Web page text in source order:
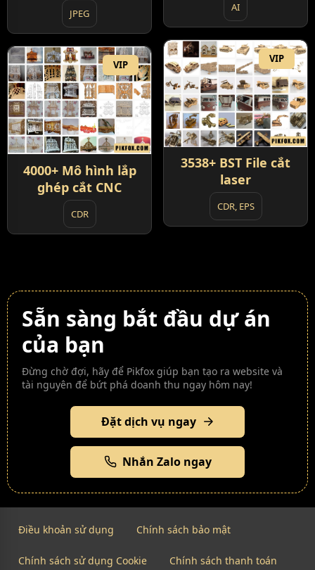
JPEG AI
VIP
3538+ BST File cắt
laser
CDR, EPS
VIP
4000+ Mô hình lắp
ghép cắt CNC
CDR
Sẵn sàng bắt đầu dự án
của bạn
Đừng chờ đợi, hãy để Pikfox giúp bạn tạo ra website và
tài nguyên để bứt phá doanh thu ngay hôm nay!
Đặt dịch vụ ngay
Nhắn Zalo ngay
Điều khoản sử dụng Chính sách bảo mật
Chính sách sử dụng Cookie Chính sách thanh toán